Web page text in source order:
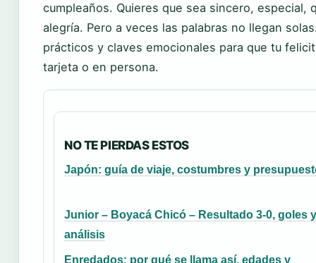
cumpleaños. Quieres que sea sincero, especial,
alegría. Pero a veces las palabras no llegan
prácticos y claves emocionales para que tu
tarjeta o en persona.
NO TE PIERDAS ESTOS
Japón: guía de viaje, costumbres y
Junior – Boyacá Chicó – Resultado 3-0, goles y
análisis
Enredados: por qué se llama así, edades y